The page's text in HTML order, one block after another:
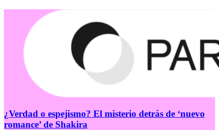
¿Verdad o espejismo? El misterio detrás de ‘nuevo
romance’ de Shakira